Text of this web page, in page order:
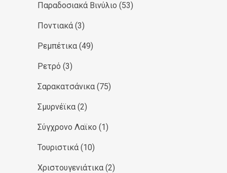
Παραδοσιακά Βινύλιο (53)
Ποντιακά (3)
Ρεμπέτικα (49)
Ρετρό (3)
Σαρακατσάνικα (75)
Σμυρνέϊκα (2)
Σύγχρονο Λαϊκο (1)
Τουριστικά (10)
Χριστουγενιάτικα (2)